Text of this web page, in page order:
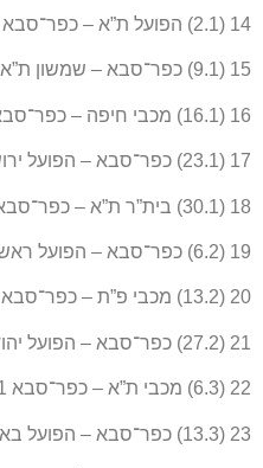
14 (2.1) הפועל ת”א – כפר־סבא 0:0
15 (9.1) כפר־סבא – שמשון ת”א 0:4 (שום 13, סיימון 31, מימוני 67, בן־אריה 74)
16 (16.1) מכבי חיפה – כפר־סבא 1:1 (יאני 62)
17 (23.1) כפר־סבא – הפועל ירושלים 0:1 (פוגל 90)
18 (30.1) בית”ר ת”א – כפר־סבא 3:1 (ויצמן 32, יאני 67, רביבו 88)
19 (6.2) כפר־סבא – הפועל ראשל”צ 0:4 (פוגל 31 76, סיימון 60, יאני 78)
20 (13.2) מכבי פ”ת – כפר־סבא 1:1 (סיימון 12)
21 (27.2) כפר־סבא – הפועל יהוד 0:3 (יאני 38, ויצמן 39 43)
22 (6.3) מכבי ת”א – כפר־סבא 2:1 (ויצמן 3, יאני 31)
23 (13.3) כפר־סבא – הפועל באר־שבע 1:3 (ויצמן 2, יאני 25, בן־אריה 58)